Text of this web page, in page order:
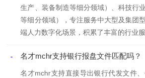
生产、装备制造等细分领域）、科技行
等细分领域），专注服务中大型及集团
端人力数字化场景，积累了丰富的行业服
- 名才mchr支持银行报盘文件匹配吗？
名才mchr支持直接导出银行代发文件